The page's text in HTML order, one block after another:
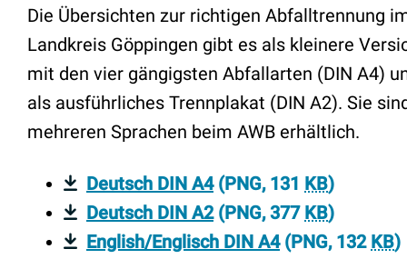
Die Übersichten zur richtigen Abfalltrennung
Landkreis Göppingen gibt es als kleinere
mit den vier gängigsten Abfallarten (DIN A4)
als ausführliches Trennplakat (DIN A2). Sie
mehreren Sprachen beim AWB erhältlich.
Deutsch DIN A4(PNG, 131 KB)
Deutsch DIN A2(PNG, 377 KB)
English/Englisch DIN A4(PNG, 132 KB)